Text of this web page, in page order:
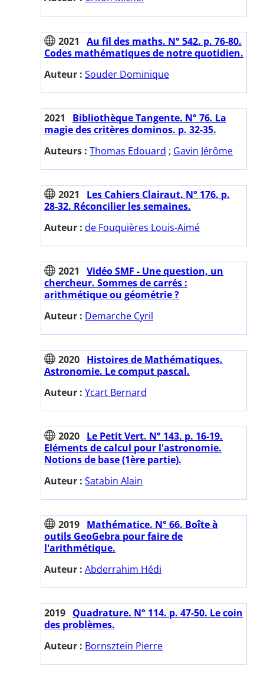
2021
Au fil des maths. N° 542. p. 76-80.
Codes mathématiques de notre quotidien.
Auteur : Souder Dominique
2021
Bibliothèque Tangente. N° 76. La
magie des critères dominos. p. 32-35.
Auteurs : Thomas Edouard ; Gavin Jérôme
2021
Les Cahiers Clairaut. N° 176. p.
28-32. Réconcilier les semaines.
Auteur : de Fouquières Louis-Aimé
2021
Vidéo SMF - Une question, un
chercheur. Sommes de carrés :
arithmétique ou géométrie ?
Auteur : Demarche Cyril
2020 Histoires de Mathématiques.
Astronomie. Le comput pascal.
Auteur : Ycart Bernard
2020 Le Petit Vert. N° 143. p. 16-19.
Eléments de calcul pour l'astronomie.
Notions de base (1ère partie).
Auteur : Satabin Alain
2019 Mathématice. N° 66. Boîte à
outils GeoGebra pour faire de
l'arithmétique.
Auteur : Abderrahim Hédi
2019 Quadrature. N° 114. p. 47-50. Le coin
des problèmes.
Auteur : Bornsztein Pierre